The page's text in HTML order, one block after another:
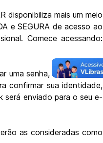
disponibiliza mais um meio
e SEGURA de acesso ao
Comece acessando:
uma senha, use o CPF ou
confirmar sua identidade,
será enviado para o seu e-
as consideradas como